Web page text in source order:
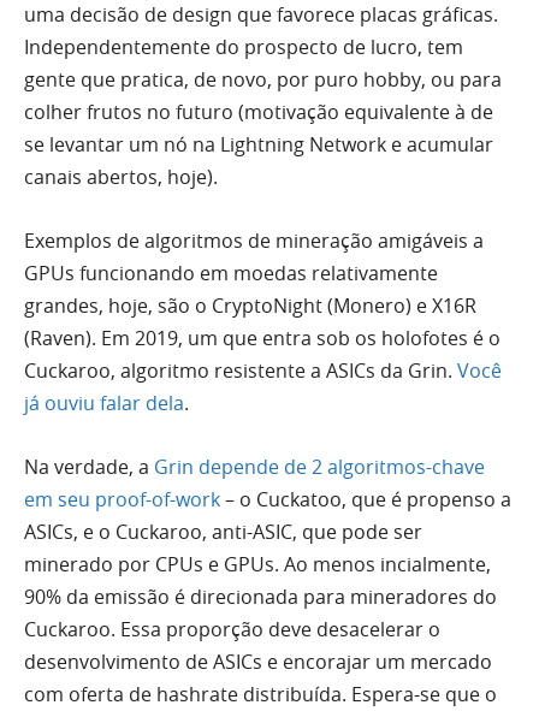
uma decisão de design que favorece placas gráficas.
Independentemente do prospecto de lucro, tem
gente que pratica, de novo, por puro hobby, ou para
colher frutos no futuro (motivação equivalente à de
se levantar um nó na Lightning Network e acumular
canais abertos, hoje).
Exemplos de algoritmos de mineração amigáveis a
GPUs funcionando em moedas relativamente
grandes, hoje, são o CryptoNight (Monero) e X16R
(Raven). Em 2019, um que entra sob os holofotes é o
Cuckaroo, algoritmo resistente a ASICs da Grin. Você
já ouviu falar dela.
Na verdade, a Grin depende de 2 algoritmos-chave
em seu proof-of-work– o Cuckatoo, que é propenso a
ASICs, e o Cuckaroo, anti-ASIC, que pode ser
minerado por CPUs e GPUs. Ao menos incialmente,
90% da emissão é direcionada para mineradores do
Cuckaroo. Essa proporção deve desacelerar o
desenvolvimento de ASICs e encorajar um mercado
com oferta de hashrate distribuída. Espera-se que o